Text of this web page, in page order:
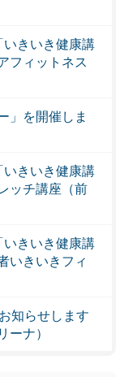
きいき健康講
フィットネス
」を開催しま
きいき健康講
ッチ講座（前
きいき健康講
いきいきフィ
知らせします
ーナ）